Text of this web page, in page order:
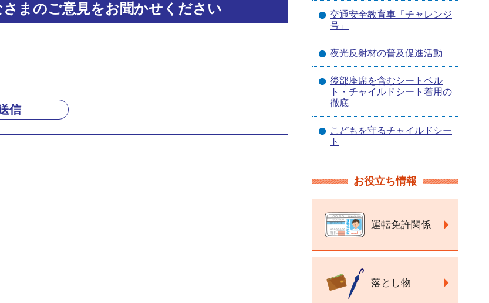
まのご意見をお聞かせください
交通安全教育車「チャレンジ
号」
夜光反射材の普及促進活動
後部座席を含むシートベル
ト・チャイルドシート着用の
徹底
こどもを守るチャイルドシー
ト
お役立ち情報
運転免許関係
落とし物